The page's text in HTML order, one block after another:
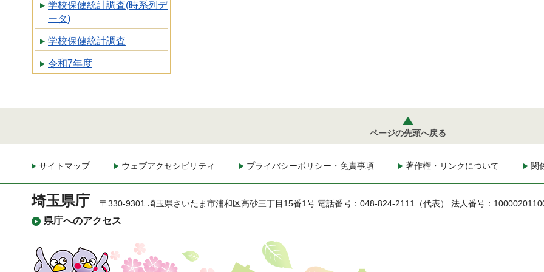
学校保健統計調査(時系列デ
ータ)
学校保健統計調査
令和7年度
ページの先頭へ戻る
サイトマップ ウェブアクセシビリティ プライバシーポリシー・免責事項 著作権・リンクについて 関
埼玉県庁
県庁へのアクセス
〒330-9301 埼玉県さいたま市浦和区高砂三丁目15番1号 電話番号：048-824-2111（代表） 法人番号：